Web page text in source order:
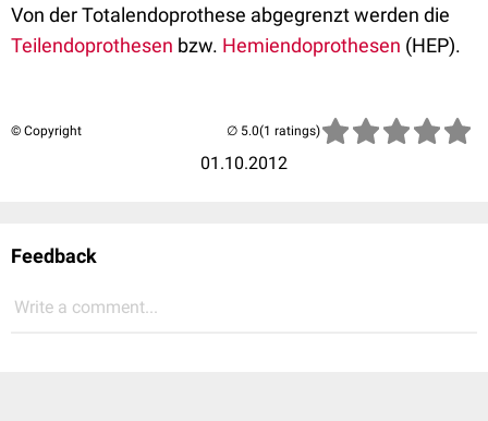
Von der Totalendoprothese abgegrenzt werden die
Teilendoprothesen bzw. Hemiendoprothesen (HEP).
© Copyright
01.10.2012
(1 ratings)
Feedback
Write a comment...